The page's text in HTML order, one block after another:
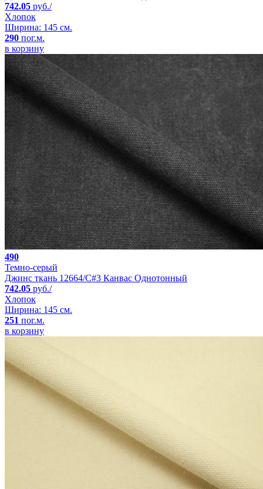
742.05 руб./
Хлопок
Ширина: 145 см.
290 пог.м.
в корзину
490
Темно-серый
Джинс ткань 12664/C#3 Канвас Однотонный
742.05 руб./
Хлопок
Ширина: 145 см.
251 пог.м.
в корзину